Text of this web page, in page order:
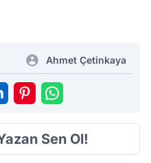
Ahmet Çetinkaya
Sen Ol!